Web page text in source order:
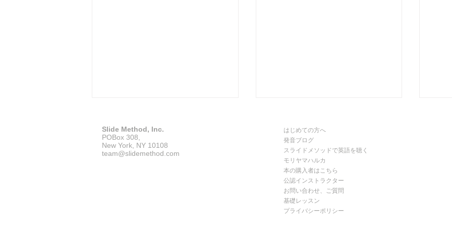
Interviewでよく使う英語｜仕
事でそのまま使える表現
Slide Method, Inc.
POBox 308,
New York, NY 10108
team@slidemethod.com
はじめての方へ
発音ブログ
スライドメソッドで英語を聴く
モリヤマハルカ
本の購入者はこちら
公認インストラクター
お問い合わせ、ご質問
基礎レッスン
プライバシーポリシー